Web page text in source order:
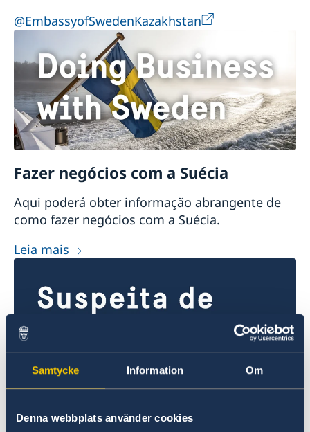
Samtycke Information Om
Denna webbplats använder cookies
@EmbassyofSwedenKazakhstan
Fazer negócios com a Suécia
Aqui poderá obter informação abrangente de
como fazer negócios com a Suécia.
Leia mais